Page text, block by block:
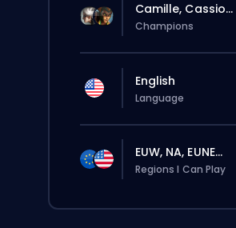
Camille, Cassio...
Champions
English
Language
EUW, NA, EUNE...
Regions I Can Play